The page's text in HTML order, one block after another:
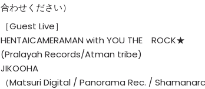
合わせください）
［Guest Live］
HENTAICAMERAMAN with YOU THE ROCK★
(Pralayah Records/Atman tribe)
JIKOOHA
（Matsuri Digital / Panorama Rec. /